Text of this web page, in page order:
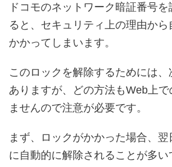
ドコモのネットワーク暗証番号
ると、セキュリティ上の理由か
かかってしまいます。
このロックを解除するためには
ありますが、どの方法もWeb上で
ませんので注意が必要です。
まず、ロックがかかった場合、
に自動的に解除されることが多い